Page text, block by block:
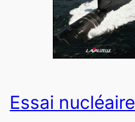
Essai nucléaire